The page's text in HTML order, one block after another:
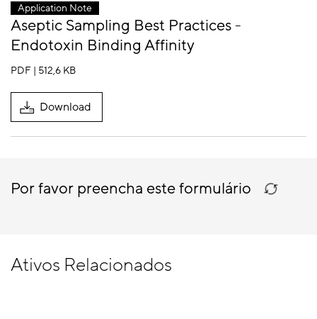
Application Note
Aseptic Sampling Best Practices -
Endotoxin Binding Affinity
PDF | 512,6 KB
Download
Por favor preencha este formulário
Ativos Relacionados